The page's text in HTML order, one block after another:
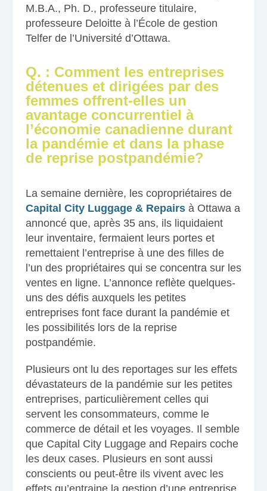
M.B.A., Ph. D., professeure titulaire,
professeure Deloitte à l’École de gestion
Telfer de l’Université d’Ottawa.
Q. : Comment les entreprises
détenues et dirigées par des
femmes offrent-elles un
avantage concurrentiel à
l’économie canadienne durant
la pandémie et dans la phase
de reprise postpandémie?
La semaine dernière, les copropriétaires de
Capital City Luggage & Repairsà Ottawa a
annoncé que, après 35 ans, ils liquidaient
leur inventaire, fermaient leurs portes et
remettaient l’entreprise à une des filles de
l’un des propriétaires qui se concentra sur les
ventes en ligne. L’annonce reflète quelques-
uns des défis auxquels les petites
entreprises font face durant la pandémie et
les possibilités lors de la reprise
postpandémie.
Plusieurs ont lu des reportages sur les effets
dévastateurs de la pandémie sur les petites
entreprises, particulièrement celles qui
servent les consommateurs, comme le
commerce de détail et les voyages. Il semble
que Capital City Luggage and Repairs coche
les deux cases. Plusieurs en sont aussi
conscients ou peut-être ils vivent avec les
effets qu’entraine la gestion d’une entreprise